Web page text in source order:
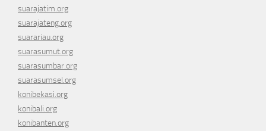
suarajatim.org
suarajateng.org
suarariau.org
suarasumut.org
suarasumbar.org
suarasumsel.org
konibekasi.org
konibali.org
konibanten.org